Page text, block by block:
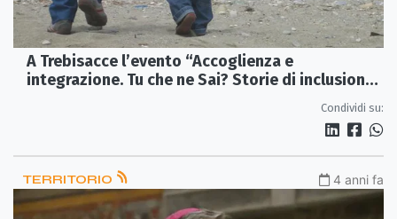
A Trebisacce l’evento “Accoglienza e
integrazione. Tu che ne Sai? Storie di inclusione
Condividi su:
TERRITORIO 4 anni fa